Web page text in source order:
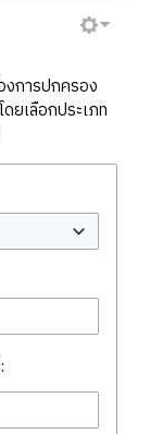
งการปกครอง
ยเลือกประเภท